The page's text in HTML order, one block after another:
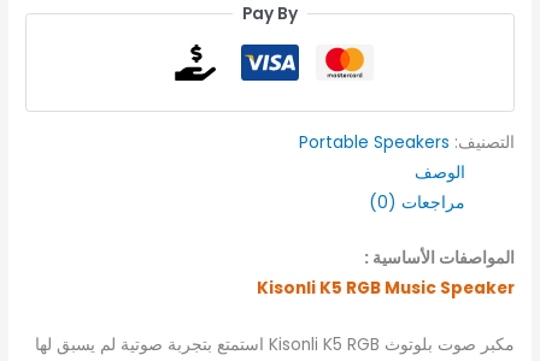
Pay By
التصنيف: Portable Speakers
الوصف
مراجعات (0)
المواصفات الأساسية :
Kisonli K5 RGB Music Speaker
مكبر صوت بلوتوث Kisonli K5 RGB استمتع بتجربة صوتية لم يسبق لها